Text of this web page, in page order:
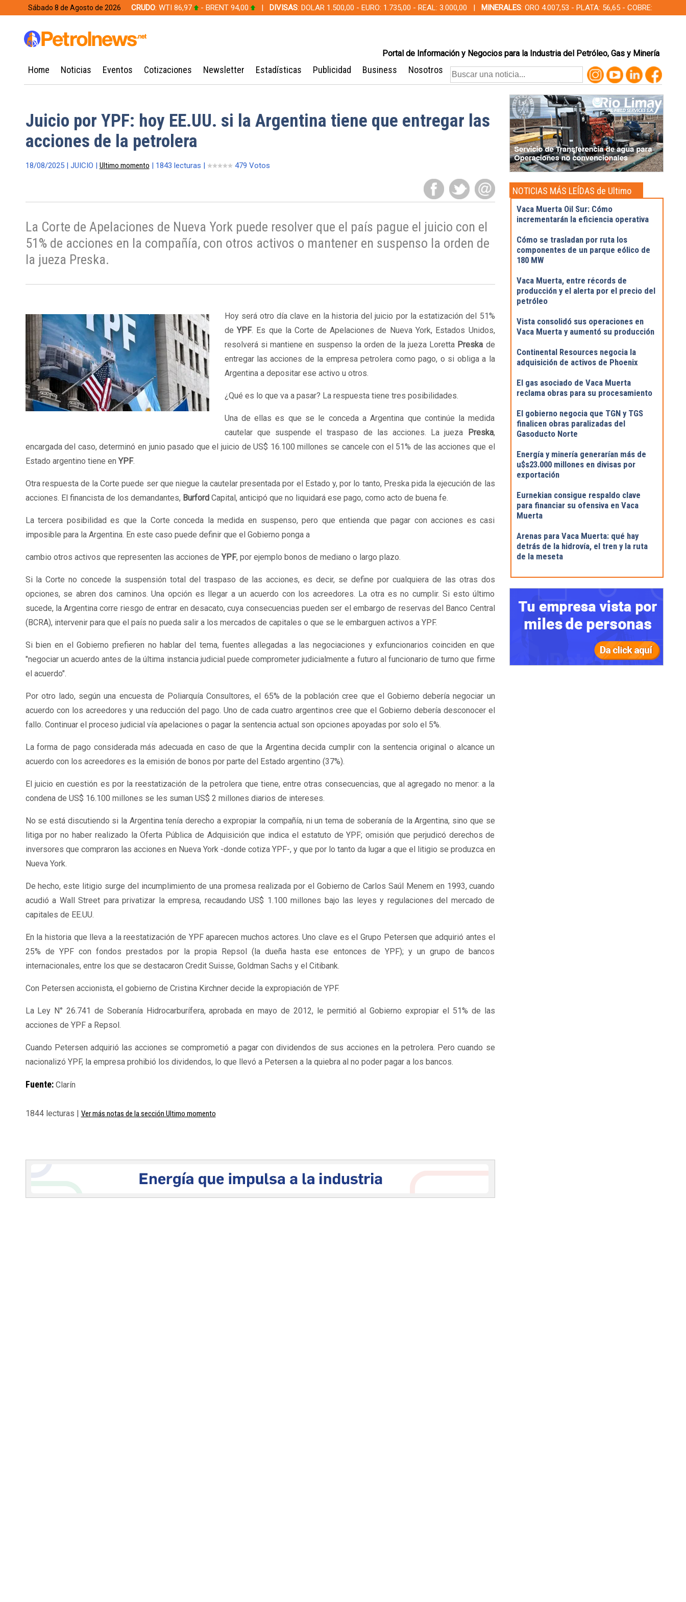
Sábado 8 de Agosto de 2026 CRUDO: WTI 86,97 - BRENT 94,00 | DIVISAS: DOLAR 1.500,00 - EURO: 1.735,00 - REAL: 3.000,00 | MINERALES: ORO 4.007,53 - PLATA: 56,65 - COBRE:
Portal de Información y Negocios para la Industria del Petróleo, Gas y Minería
Home Noticias Eventos Cotizaciones Newsletter Estadísticas Publicidad Business Nosotros
Juicio por YPF: hoy EE.UU. si la Argentina tiene que entregar las
acciones de la petrolera
18/08/2025 | JUICIO | Ultimo momento | 1843 lecturas | 479 Votos
La Corte de Apelaciones de Nueva York puede resolver que el país pague el juicio con el
51% de acciones en la compañía, con otros activos o mantener en suspenso la orden de
la jueza Preska.
Hoy será otro día clave en la historia del juicio por la estatización del 51%
deYPF. Es que la Corte de Apelaciones de Nueva York, Estados Unidos,
resolverá si mantiene en suspenso la orden de la jueza Loretta Preska de
entregar las acciones de la empresa petrolera como pago, o si obliga a la
Argentina a depositar ese activo u otros.
¿Qué es lo que va a pasar? La respuesta tiene tres posibilidades.
Una de ellas es que se le conceda a Argentina que continúe la medida
cautelar que suspende el traspaso de las acciones. La jueza
Preska,
encargada del caso, determinó en junio pasado que el juicio de US$ 16.100 millones se cancele con el 51% de las acciones que el
Estado argentino tiene enYPF.
Otra respuesta de la Corte puede ser que niegue la cautelar presentada por el Estado y, por lo tanto, Preskapida la ejecución de las
acciones. El financista de los demandantes, Burford Capital, anticipó que no liquidará ese pago, como acto de buena fe.
La tercera posibilidad es que la Corte conceda la medida en suspenso, pero que entienda que pagar con acciones es casi
imposible para la Argentina. En este caso puede definir que el Gobierno ponga a
cambio otros activos que representen las acciones deYPF, por ejemplo bonos de mediano o largo plazo.
Si la Corte no concede la suspensión total del traspaso de las acciones, es decir, se define por cualquiera de las otras dos
opciones, se abren dos caminos. Una opción es llegar a un acuerdo con los acreedores. La otra es no cumplir. Si esto último
sucede, la Argentina corre riesgo de entrar en desacato, cuya consecuencias pueden ser el embargo de reservas del Banco Central
(BCRA), intervenir para que el país no pueda salir a los mercados de capitales o que se le embarguen activos a YPF.
Si bien en el Gobierno prefieren no hablar del tema, fuentes allegadas a las negociaciones y exfuncionarios coinciden en que
"negociar un acuerdo antes de la última instancia judicial puede comprometer judicialmente a futuro al funcionario de turno que firme
el acuerdo".
Por otro lado, según una encuesta de Poliarquía Consultores, el 65% de la población cree que el Gobierno debería negociar un
acuerdo con los acreedores y una reducción del pago. Uno de cada cuatro argentinos cree que el Gobierno debería desconocer el
fallo. Continuar el proceso judicial vía apelaciones o pagar la sentencia actual son opciones apoyadas por solo el 5%.
La forma de pago considerada más adecuada en caso de que la Argentina decida cumplir con la sentencia original o alcance un
acuerdo con los acreedores es la emisión de bonos por parte del Estado argentino (37%).
El juicio en cuestión es por la reestatización de la petrolera que tiene, entre otras consecuencias, que al agregado no menor: a la
condena de US$ 16.100 millones se les suman US$ 2 millones diarios de intereses.
No se está discutiendo si la Argentina tenía derecho a expropiar la compañía, ni un tema de soberanía de la Argentina, sino que se
litiga por no haber realizado la Oferta Pública de Adquisición que indica el estatuto de YPF; omisión que perjudicó derechos de
inversores que compraron las acciones en Nueva York -donde cotiza YPF-, y que por lo tanto da lugar a que el litigio se produzca en
Nueva York.
De hecho, este litigio surge del incumplimiento de una promesa realizada por el Gobierno de Carlos Saúl Menem en 1993, cuando
acudió a Wall Street para privatizar la empresa, recaudando US$ 1.100 millones bajo las leyes y regulaciones del mercado de
capitales de EE.UU.
En la historia que lleva a la reestatización de YPF aparecen muchos actores. Uno clave es el Grupo Petersen que adquirió antes el
25% de YPF con fondos prestados por la propia Repsol (la dueña hasta ese entonces de YPF); y un grupo de bancos
internacionales, entre los que se destacaron Credit Suisse, Goldman Sachs y el Citibank.
Con Petersen accionista, el gobierno de Cristina Kirchner decide la expropiación de YPF.
La Ley N° 26.741 de Soberanía Hidrocarburífera, aprobada en mayo de 2012, le permitió al Gobierno expropiar el 51% de las
acciones de YPF a Repsol.
Cuando Petersen adquirió las acciones se comprometió a pagar con dividendos de sus acciones en la petrolera. Pero cuando se
nacionalizó YPF, la empresa prohibió los dividendos, lo que llevó a Petersen a la quiebra al no poder pagar a los bancos.
Fuente:Clarín
1844 lecturas | Ver más notas de la sección Ultimo momento
NOTICIAS MÁS LEÍDAS de Ultimo
momento
Vaca Muerta Oil Sur: Cómo
incrementarán la eficiencia operativa
Cómo se trasladan por ruta los
componentes de un parque eólico de
180 MW
Vaca Muerta, entre récords de
producción y el alerta por el precio del
petróleo
Vista consolidó sus operaciones en
Vaca Muerta y aumentó su producción
Continental Resources negocia la
adquisición de activos de Phoenix
El gas asociado de Vaca Muerta
reclama obras para su procesamiento
El gobierno negocia que TGN y TGS
finalicen obras paralizadas del
Gasoducto Norte
Energía y minería generarían más de
u$s23.000 millones en divisas por
exportación
Eurnekian consigue respaldo clave
para financiar su ofensiva en Vaca
Muerta
Arenas para Vaca Muerta: qué hay
detrás de la hidrovía, el tren y la ruta
de la meseta